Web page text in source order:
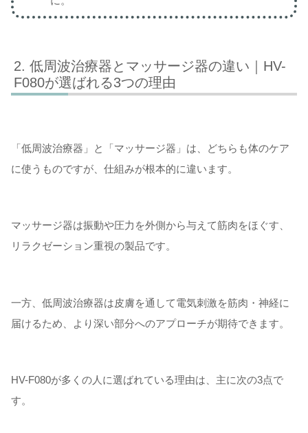
低周波治療器とマッサージ器の違い｜HV-
F080が選ばれる3つの理由
「低周波治療器」と「マッサージ器」は、どちらも体のケア
に使うものですが、仕組みが根本的に違います。
マッサージ器は振動や圧力を外側から与えて筋肉をほぐす、
リラクゼーション重視の製品です。
一方、低周波治療器は皮膚を通して電気刺激を筋肉・神経に
届けるため、より深い部分へのアプローチが期待できます。
HV-F080が多くの人に選ばれている理由は、主に次の3点で
す。